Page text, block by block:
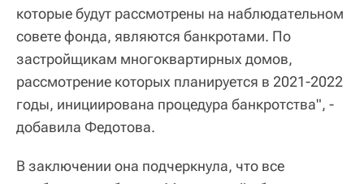
которые будут рассмотрены на наблюдательном
совете фонда, являются банкротами. По
застройщикам многоквартирных домов,
рассмотрение которых планируется в 2021-2022
годы, инициирована процедура банкротства", -
добавила Федотова.
В заключении она подчеркнула, что все